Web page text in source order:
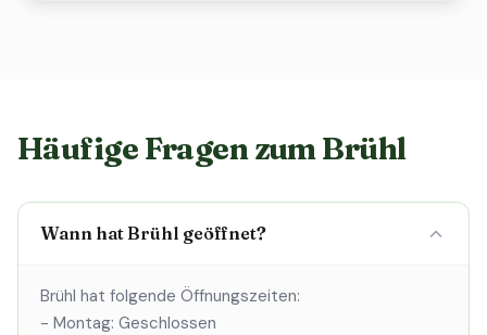
Häufige Fragen zum Brühl
Wann hat Brühl geöffnet?
Brühl hat folgende Öffnungszeiten:
- Montag: Geschlossen